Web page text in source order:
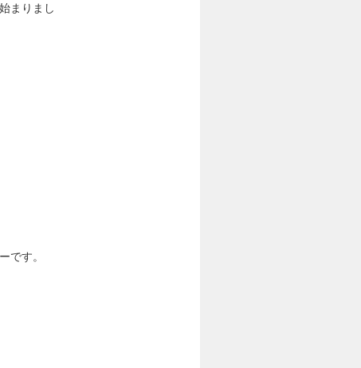
まりまし
です。